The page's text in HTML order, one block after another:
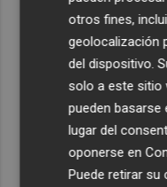
otros fines,
geolocalización
del dispositivo.
solo a este sitio
pueden basarse
lugar del
oponerse en
Puede retirar su